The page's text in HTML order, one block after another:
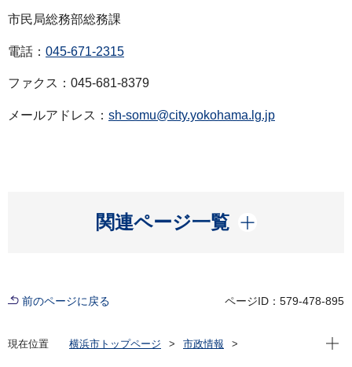
市民局総務部総務課
電話： 045-671-2315
ファクス：045-681-8379
メールアドレス： sh-somu@city.yokohama.lg.jp
関連ページ一覧
開く
前のページに戻る ページID：579-478-895
現在位置 横浜市トップページ
市政情報
現在